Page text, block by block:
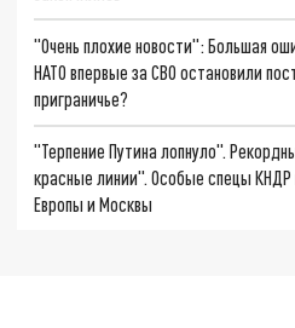
"Очень плохие новости": Большая
НАТО впервые за СВО остановили
приграничье?
"Терпение Путина лопнуло".
красные линии". Особые спецы
Европы и Москвы